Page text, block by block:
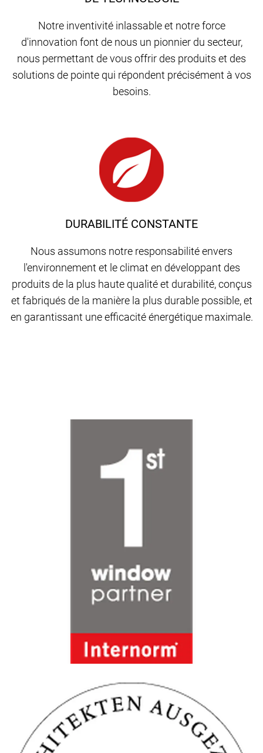
DURABILITÉ CONSTANTE
Nous assumons notre responsabilité envers
l'environnement et le climat en développant des
produits de la plus haute qualité et durabilité, conçus
et fabriqués de la manière la plus durable possible, et
en garantissant une efficacité énergétique maximale.
Notre inventivité inlassable et notre force
d'innovation font de nous un pionnier du secteur,
nous permettant de vous offrir des produits et des
solutions de pointe qui répondent précisément à vos
besoins.